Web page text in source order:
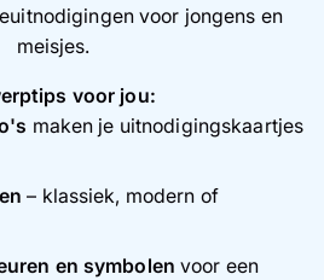
voor jongens en
meisjes.
voor jou:
maken je uitnodigingskaartjes
– klassiek, modern of
en symbolen voor een